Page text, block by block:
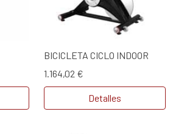
BICICLETA CICLO INDOOR
1.164,02 €
Detalles